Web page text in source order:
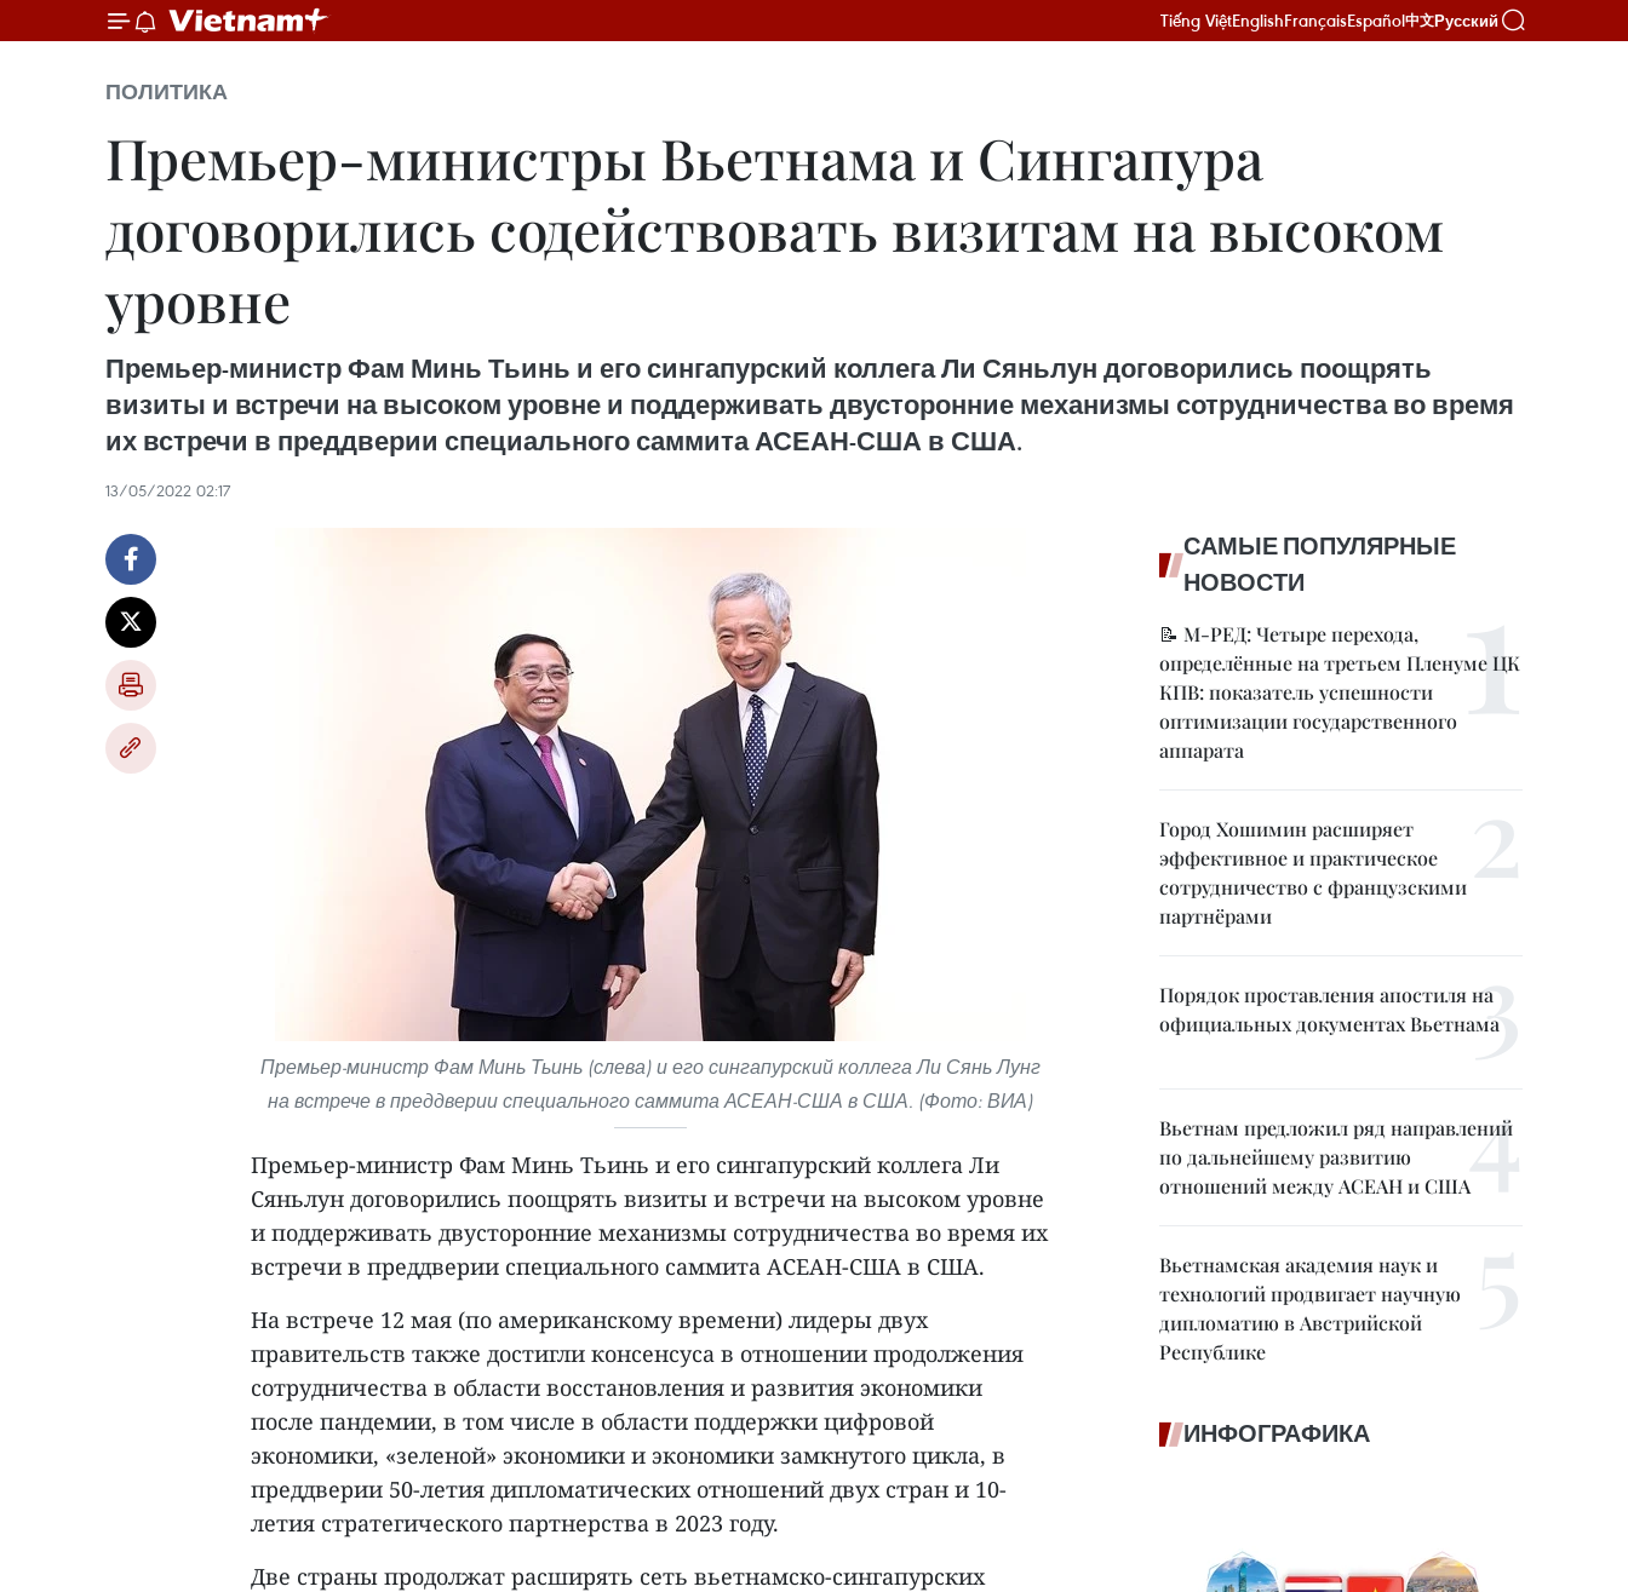
Tiếng ViệtEnglishFrançaisEspañol中文Русский
ПОЛИТИКА
Премьер-министры Вьетнама и Сингапура
договорились содействовать визитам на высоком
уровне
Премьер-министр Фам Минь Тьинь и его сингапурский коллега Ли Сяньлун договорились поощрять
визиты и встречи на высоком уровне и поддерживать двусторонние механизмы сотрудничества во время
их встречи в преддверии специального саммита АСЕАН-США в США.
13/05/2022 02:17
Премьер-министр Фам Минь Тьинь (слева) и его сингапурский коллега Ли Сянь Лунг
на встрече в преддверии специального саммита АСЕАН-США в США. (Фото: ВИА)
Премьер-министр Фам Минь Тьинь и его сингапурский коллега Ли
Сяньлун договорились поощрять визиты и встречи на высоком уровне
и поддерживать двусторонние механизмы сотрудничества во время их
встречи в преддверии специального саммита АСЕАН-США в США.
На встрече 12 мая (по американскому времени) лидеры двух
правительств также достигли консенсуса в отношении продолжения
сотрудничества в области восстановления и развития экономики
после пандемии, в том числе в области поддержки цифровой
экономики, «зеленой» экономики и экономики замкнутого цикла, в
преддверии 50-летия дипломатических отношений двух стран и 10-
летия стратегического партнерства в 2023 году.
Две страны продолжат расширять сеть вьетнамско-сингапурских
САМЫЕ ПОПУЛЯРНЫЕ
НОВОСТИ
📝 М-РЕД: Четыре перехода,
определённые на третьем Пленуме ЦК
КПВ: показатель успешности
оптимизации государственного
аппарата
Город Хошимин расширяет
эффективное и практическое
сотрудничество с французскими
партнёрами
Порядок проставления апостиля на
официальных документах Вьетнама
Вьетнам предложил ряд направлений
по дальнейшему развитию
отношений между АСЕАН и США
Вьетнамская академия наук и
технологий продвигает научную
дипломатию в Австрийской
Республике
ИНФОГРАФИКА